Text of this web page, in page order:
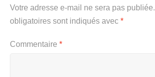
Votre adresse e-mail ne sera pas publiée.
obligatoires sont indiqués avec *
Commentaire *